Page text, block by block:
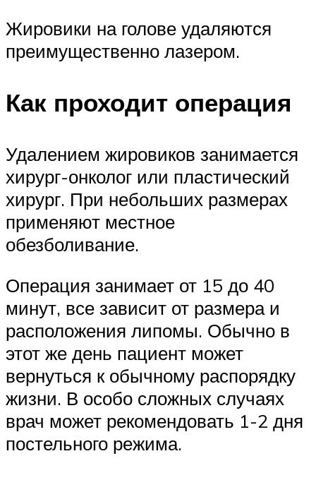
Жировики на голове удаляются
преимущественно лазером.
Как проходит операция
Удалением жировиков занимается
хирург-онколог или пластический
хирург. При небольших размерах
применяют местное
обезболивание.
Операция занимает от 15 до 40
минут, все зависит от размера и
расположения липомы. Обычно в
этот же день пациент может
вернуться к обычному распорядку
жизни. В особо сложных случаях
врач может рекомендовать 1-2 дня
постельного режима.